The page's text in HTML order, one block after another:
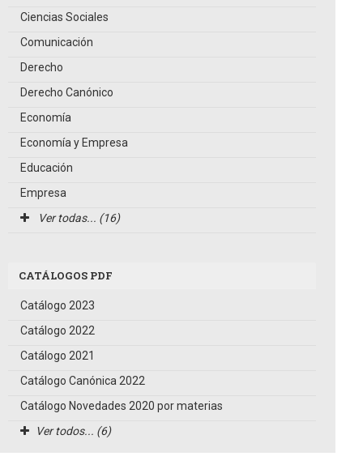
Ciencias Sociales
Comunicación
Derecho
Derecho Canónico
Economía
Economía y Empresa
Educación
Empresa
Ver todas... (16)
CATÁLOGOS PDF
Catálogo 2023
Catálogo 2022
Catálogo 2021
Catálogo Canónica 2022
Catálogo Novedades 2020 por materias
Ver todos... (6)